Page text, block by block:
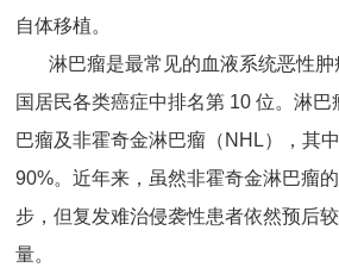
自体移植。
淋巴瘤是最常见的血液系统恶性
国居民各类癌症中排名第 10 位。淋
巴瘤及非霍奇金淋巴瘤（NHL），其
90%。近年来，虽然非霍奇金淋巴瘤
步，但复发难治侵袭性患者依然预后
量。